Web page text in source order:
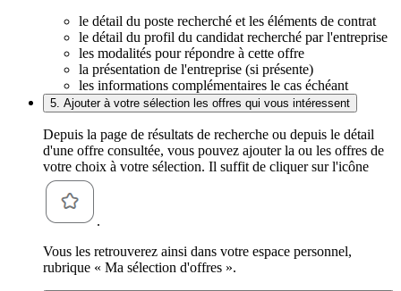
le détail du poste recherché et les éléments de contrat
le détail du profil du candidat recherché par l'entreprise
les modalités pour répondre à cette offre
la présentation de l'entreprise (si présente)
les informations complémentaires le cas échéant
5. Ajouter à votre sélection les offres qui vous intéressent
Depuis la page de résultats de recherche ou depuis le détail
d'une offre consultée, vous pouvez ajouter la ou les offres de
votre choix à votre sélection. Il suffit de cliquer sur l'icône
.
Vous les retrouverez ainsi dans votre espace personnel,
rubrique « Ma sélection d'offres ».